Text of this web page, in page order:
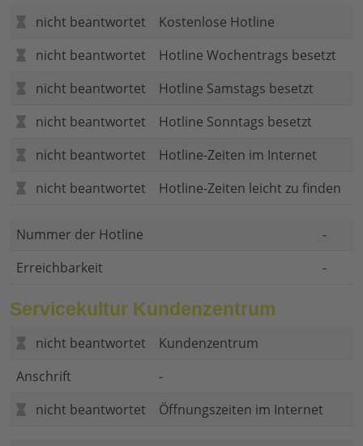
nicht beantwortet
Kostenlose Hotline
nicht beantwortet
Hotline Wochentrags besetzt
nicht beantwortet
Hotline Samstags besetzt
nicht beantwortet
Hotline Sonntags besetzt
nicht beantwortet
Hotline-Zeiten im Internet
nicht beantwortet
Hotline-Zeiten leicht zu finden
Nummer der Hotline
-
Erreichbarkeit
-
Servicekultur Kundenzentrum
nicht beantwortet
Kundenzentrum
Anschrift
-
nicht beantwortet
Öffnungszeiten im Internet